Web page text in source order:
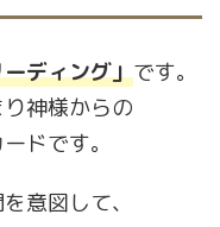
ディング」です。
神様からの
ドです。
意図して、